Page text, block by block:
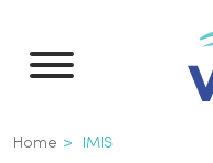
naar
inhoud
Kruimelpad
Home IMIS